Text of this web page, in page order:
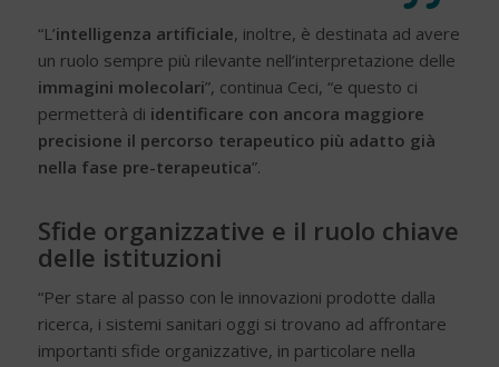
“L’intelligenza artificiale, inoltre, è destinata ad avere
un ruolo sempre più rilevante nell’interpretazione delle
immagini molecolari”, continua Ceci, “e questo ci
permetterà di identificare con ancora maggiore
precisione il percorso terapeutico più adatto già
nella fase pre-terapeutica”.
Sfide organizzative e il ruolo chiave
delle istituzioni
“Per stare al passo con le innovazioni prodotte dalla
ricerca, i sistemi sanitari oggi si trovano ad affrontare
importanti sfide organizzative, in particolare nella